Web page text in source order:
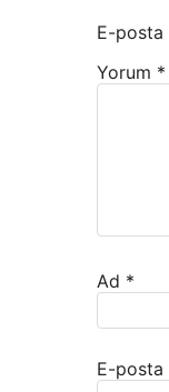
E-posta
Yorum *
Ad *
E-posta